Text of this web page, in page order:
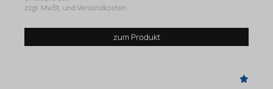
zzgl. MwSt. und Versandkosten
zum Produkt